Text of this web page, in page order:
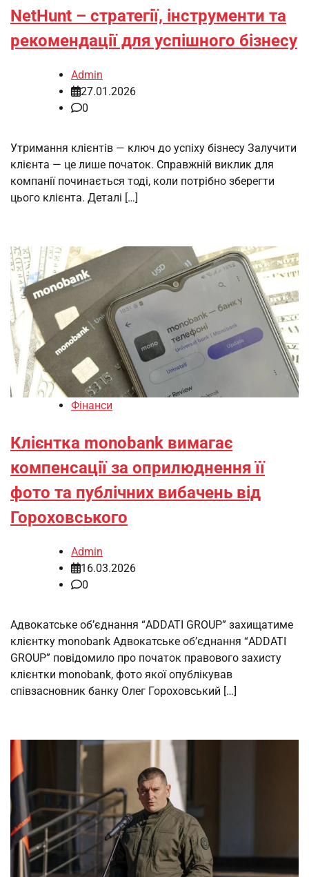
NetHunt – стратегії, інструменти та
рекомендації для успішного бізнесу
Admin
27.01.2026
0
Утримання клієнтів — ключ до успіху бізнесу Залучити
клієнта — це лише початок. Справжній виклик для
компанії починається тоді, коли потрібно зберегти
цього клієнта. Деталі […]
Фінанси
Клієнтка monobank вимагає
компенсації за оприлюднення її
фото та публічних вибачень від
Гороховського
Admin
16.03.2026
0
Адвокатське об’єднання “ADDATI GROUP” захищатиме
клієнтку monobank Адвокатське об’єднання “ADDATI
GROUP” повідомило про початок правового захисту
клієнтки monobank, фото якої опублікував
співзасновник банку Олег Гороховський […]